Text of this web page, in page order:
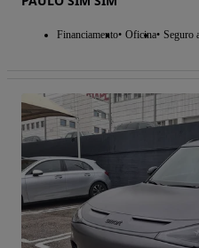
Financiamento Oficina Seguro